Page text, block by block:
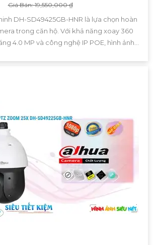
Giá Bán: 19,550,000 ₫
DH-SD49425GB-HNR là lựa chọn hoàn
trong căn hộ. Với khả năng xoay 360
4.0 MP và công nghệ IP POE, hình ảnh...